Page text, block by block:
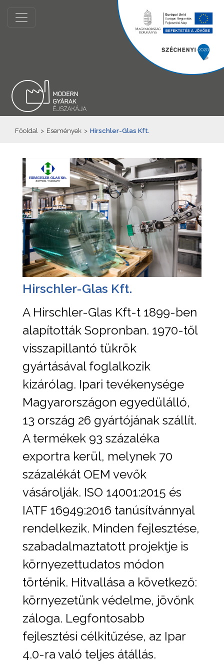
Főoldal > Események > Hirschler-Glas Kft.
Hirschler-Glas Kft.
A Hirschler-Glas Kft-t 1899-ben
alapították Sopronban. 1970-től
visszapillantó tükrök
gyártásával foglalkozik
kizárólag. Ipari tevékenysége
Magyarországon egyedülálló,
13 ország 26 gyártójának szállít.
A termékek 93 százaléka
exportra kerül, melynek 70
százalékát OEM vevők
vásárolják. ISO 14001:2015 és
IATF 16949:2016 tanúsítvánnyal
rendelkezik. Minden fejlesztése,
szabadalmaztatott projektje is
környezettudatos módon
történik. Hitvallása a következő:
környezetünk védelme, jövőnk
záloga. Legfontosabb
fejlesztési célkitűzése, az Ipar
4.0-ra való teljes átállás.